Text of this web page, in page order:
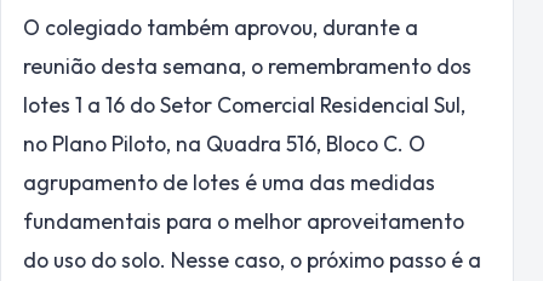
O colegiado também aprovou, durante a
reunião desta semana, o remembramento dos
lotes 1 a 16 do Setor Comercial Residencial Sul,
no Plano Piloto, na Quadra 516, Bloco C. O
agrupamento de lotes é uma das medidas
fundamentais para o melhor aproveitamento
do uso do solo. Nesse caso, o próximo passo é a